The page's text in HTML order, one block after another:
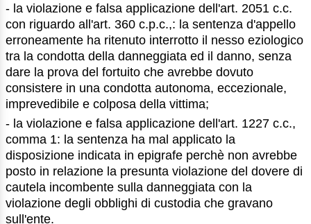
- la violazione e falsa applicazione dell'art. 2051 c.c.
con riguardo all'art. 360 c.p.c.,: la sentenza d'appello
erroneamente ha ritenuto interrotto il nesso eziologico
tra la condotta della danneggiata ed il danno, senza
dare la prova del fortuito che avrebbe dovuto
consistere in una condotta autonoma, eccezionale,
imprevedibile e colposa della vittima;
- la violazione e falsa applicazione dell'art. 1227 c.c.,
comma 1: la sentenza ha mal applicato la
disposizione indicata in epigrafe perchè non avrebbe
posto in relazione la presunta violazione del dovere di
cautela incombente sulla danneggiata con la
violazione degli obblighi di custodia che gravano
sull'ente.